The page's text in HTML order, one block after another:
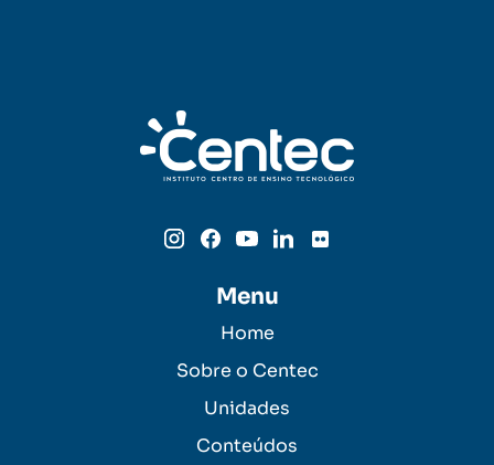
Menu
Home
Sobre o Centec
Unidades
Conteúdos